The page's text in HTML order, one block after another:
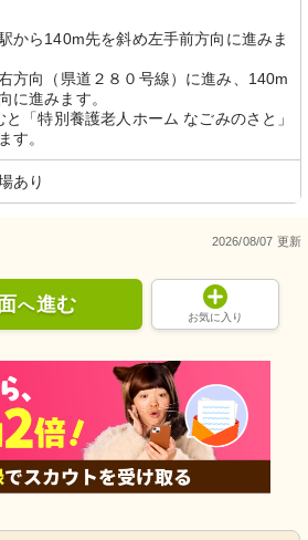
から140m先を斜め左手前方向に進みま
方向（県道２８０号線）に進み、140m
に進みます。
「特別養護老人ホーム なごみのさと」
す。
あり
2026/08/07 更新
へ進む
お気に入り